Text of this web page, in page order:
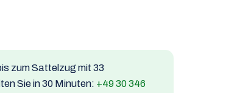
zum Sattelzug mit 33
Sie in 30 Minuten: +49 30 346